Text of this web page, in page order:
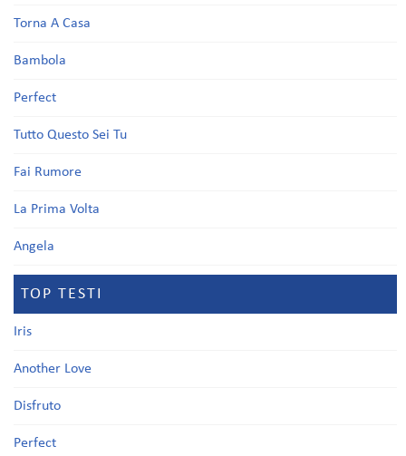
Torna A Casa
Bambola
Perfect
Tutto Questo Sei Tu
Fai Rumore
La Prima Volta
Angela
TOP TESTI
Iris
Another Love
Disfruto
Perfect